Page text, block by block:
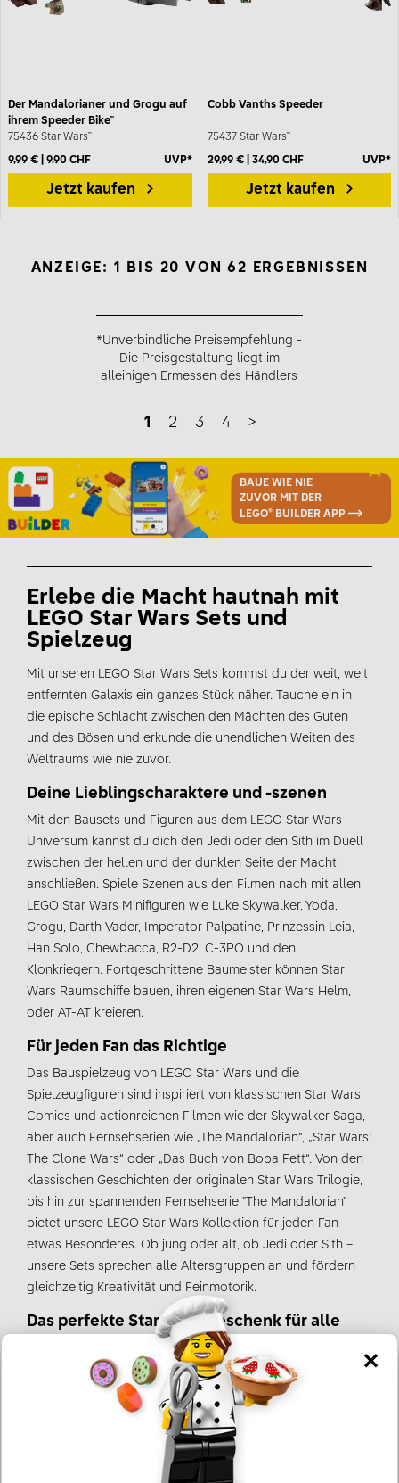
Der Mandalorianer und Grogu auf
ihrem Speeder Bike™
75436 Star Wars™
9,99 € | 9,90 CHF UVP*
Jetzt kaufen
Cobb Vanths Speeder
75437 Star Wars™
29,99 € | 34,90 CHF UVP*
Jetzt kaufen
ANZEIGE: 1 BIS 20 VON 62 ERGEBNISSEN
*Unverbindliche Preisempfehlung -
Die Preisgestaltung liegt im
alleinigen Ermessen des Händlers
1 2 3 4 >
BAUE WIE NIE
ZUVOR MIT DER
LEGO® BUILDER APP
Erlebe die Macht hautnah mit
LEGO Star Wars Sets und
Spielzeug
Mit unseren LEGO Star Wars Sets kommst du der weit, weit
entfernten Galaxis ein ganzes Stück näher. Tauche ein in
die epische Schlacht zwischen den Mächten des Guten
und des Bösen und erkunde die unendlichen Weiten des
Weltraums wie nie zuvor.
Deine Lieblingscharaktere und -szenen
Mit den Bausets und Figuren aus dem LEGO Star Wars
Universum kannst du dich den Jedi oder den Sith im Duell
zwischen der hellen und der dunklen Seite der Macht
anschließen. Spiele Szenen aus den Filmen nach mit allen
LEGO Star Wars Minifiguren wie Luke Skywalker, Yoda,
Grogu, Darth Vader, Imperator Palpatine, Prinzessin Leia,
Han Solo, Chewbacca, R2-D2, C-3PO und den
Klonkriegern. Fortgeschrittene Baumeister können Star
Wars Raumschiffe bauen, ihren eigenen Star Wars Helm,
oder AT-AT kreieren.
Für jeden Fan das Richtige
Das Bauspielzeug von LEGO Star Wars und die
Spielzeugfiguren sind inspiriert von klassischen Star Wars
Comics und actionreichen Filmen wie der Skywalker Saga,
aber auch Fernsehserien wie „The Mandalorian“, „Star Wars:
The Clone Wars“ oder „Das Buch von Boba Fett“. Von den
klassischen Geschichten der originalen Star Wars Trilogie,
bis hin zur spannenden Fernsehserie "The Mandalorian"
bietet unsere LEGO Star Wars Kollektion für jeden Fan
etwas Besonderes. Ob jung oder alt, ob Jedi oder Sith –
unsere Sets sprechen alle Altersgruppen an und fördern
gleichzeitig Kreativität und Feinmotorik.
Das perfekte Star Wars Geschenk für alle
Mache einem Weltraumliebhaber eine außerirdische
Freude und verschenke ein Stück der faszinierenden Star
Wars Welt. Mit diesen LEGO Star Wars Spielsets können
Fans jeden Alters ikonische Momente nachspielen und
neue Abenteuer in einer weit, weit entfernten Galaxie
erleben. Egal ob du nach einzigartigen Geschenken für